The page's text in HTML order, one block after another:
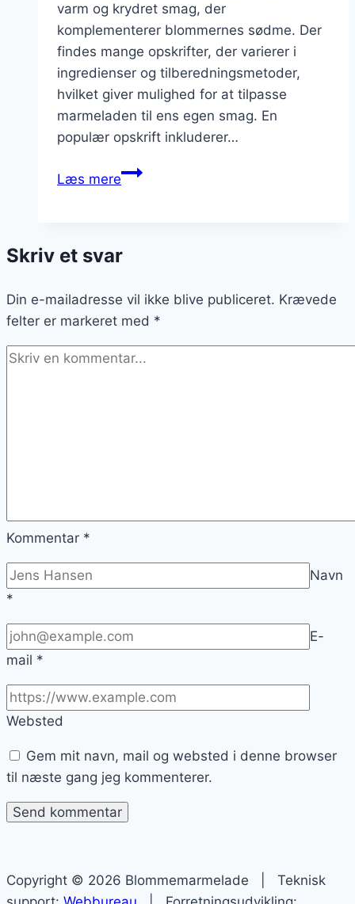
varm og krydret smag, der
komplementerer blommernes sødme. Der
findes mange opskrifter, der varierer i
ingredienser og tilberedningsmetoder,
hvilket giver mulighed for at tilpasse
marmeladen til ens egen smag. En
populær opskrift inkluderer…
Læs mereForskellige
ingefær
Skriv et svar
Din e-mailadresse vil ikke blive publiceret. Krævede
felter er markeret med *
Kommentar *
Navn
*
E-
mail *
Websted
Gem mit navn, mail og websted i denne browser
til næste gang jeg kommenterer.
Copyright © 2026 Blommemarmelade | Teknisk